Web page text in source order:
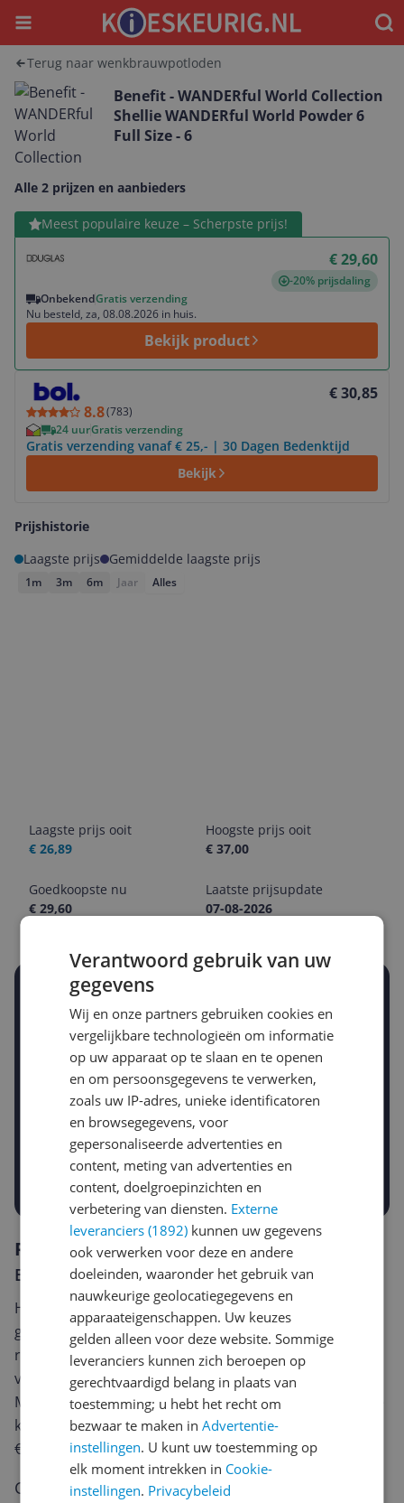
Menu
Terug naar wenkbrauwpotloden
Benefit - WANDERful World Collection
Shellie WANDERful World Powder 6
Full Size - 6
Alle 2 prijzen en aanbieders
Meest populaire keuze – Scherpste prijs!
€ 29,60
-20% prijsdaling
OnbekendGratis verzending
Nu besteld, za, 08.08.2026 in huis.
Bekijk product
Bekijk product
8.8(783)
€ 30,85
24 uurGratis verzending
Gratis verzending vanaf € 25,- | 30 Dagen Bedenktijd
Bekijk
Bekijk product
Prijshistorie
Laagste prijs
Gemiddelde laagste prijs
1m 3m 6m Jaar Alles
Laagste prijs ooit
€ 26,89
Hoogste prijs ooit
€ 37,00
Goedkoopste nu
€ 29,60
Laatste prijsupdate
07-08-2026
Stel een alert in en mis geen prijsdaling
Krijg een seintje zodra de prijs zakt
Jouw e-mailadres
Gewenste daling of bedrag
-10% -15%
€
Prijsalert aanzetten
Reviews
Er zijn nog geen reviews geschreven
Heb jij dit product in bezit en wil je graag je mening
geven? Start dan hieronder met het schrijven van je
review. Afhankelijk van de details duurt het schrijven
van een review gemiddeld tussen de 3 en 10 minuten.
Met jouw mening help je andere bezoekers een betere
keuze te maken én maak je iedere maand kans op
€250,-!
Klik hier voor de actievoorwaarden.
Cijfer
Verantwoord gebruik van uw
gegevens
Wij en onze partners gebruiken cookies en
vergelijkbare technologieën om informatie
op uw apparaat op te slaan en te openen
en om persoonsgegevens te verwerken,
zoals uw IP-adres, unieke identificatoren
en browsegegevens, voor
gepersonaliseerde advertenties en
content, meting van advertenties en
content, doelgroepinzichten en
verbetering van diensten. Externe
leveranciers (1892) kunnen uw gegevens
ook verwerken voor deze en andere
doeleinden, waaronder het gebruik van
nauwkeurige geolocatiegegevens en
apparaateigenschappen. Uw keuzes
gelden alleen voor deze website. Sommige
leveranciers kunnen zich beroepen op
gerechtvaardigd belang in plaats van
toestemming; u hebt het recht om
bezwaar te maken inAdvertentie-
instellingen. U kunt uw toestemming op
elk moment intrekken in Cookie-
instellingen. Privacybeleid